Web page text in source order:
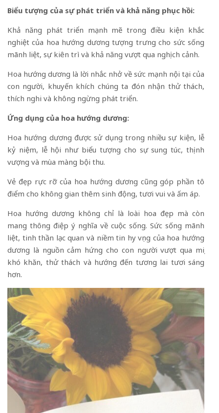
Biểu tượng của sự phát triển và khả năng phục hồi:
Khả năng phát triển mạnh mẽ trong điều kiện khắc
nghiệt của hoa hướng dương tượng trưng cho sức sống
mãnh liệt, sự kiên trì và khả năng vượt qua nghịch cảnh.
Hoa hướng dương là lời nhắc nhở về sức mạnh nội tại của
con người, khuyến khích chúng ta đón nhận thử thách,
thích nghi và không ngừng phát triển.
Ứng dụng của hoa hướng dương:
Hoa hướng dương được sử dụng trong nhiều sự kiện, lễ
kỷ niệm, lễ hội như biểu tượng cho sự sung túc, thịnh
vượng và mùa màng bội thu.
Vẻ đẹp rực rỡ của hoa hướng dương cũng góp phần tô
điểm cho không gian thêm sinh động, tươi vui và ấm áp.
Hoa hướng dương không chỉ là loài hoa đẹp mà còn
mang thông điệp ý nghĩa về cuộc sống. Sức sống mãnh
liệt, tinh thần lạc quan và niềm tin hy vọng của hoa hướng
dương là nguồn cảm hứng cho con người vượt qua mọi
khó khăn, thử thách và hướng đến tương lai tươi sáng
hơn.